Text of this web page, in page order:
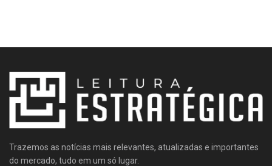
Trazemos as notícias mais relevantes, atualizadas e importantes
do mercado, tudo em um só lugar.